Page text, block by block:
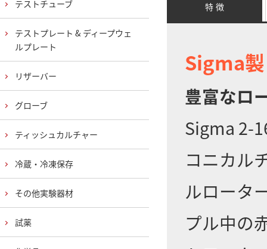
特 徴
Sigma
豊富なロ
Sigma 2-
コニカル
ルロータ
プル中の
テストチューブ
テストプレート & ディープウェ
ルプレート
リザーバー
グローブ
ティッシュカルチャー
冷蔵・冷凍保存
その他実験器材
試薬